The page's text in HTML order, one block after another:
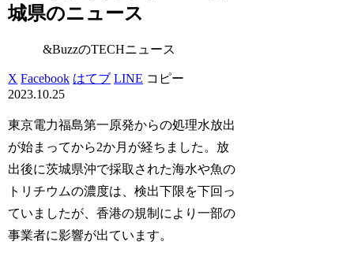
城県のニュース
&BuzzのTECHニュース
X Facebook はてブ LINE コピー
2023.10.25
東京電力福島第一原発からの処理水放出
が始まってから2か月が経ちました。放
出後に茨城県沖で採取された海水や魚の
トリチウムの濃度は、検出下限を下回っ
ていましたが、香港の規制により一部の
事業者に影響が出ています。